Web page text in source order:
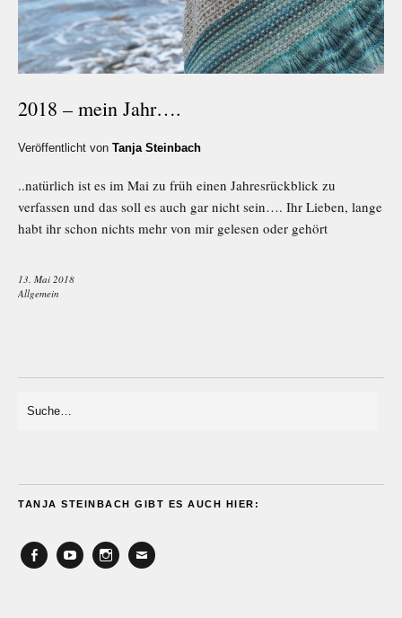
2018 – mein Jahr….
Veröffentlicht von Tanja Steinbach
..natürlich ist es im Mai zu früh einen Jahresrückblick zu
verfassen und das soll es auch gar nicht sein…. Ihr Lieben, lange
habt ihr schon nichts mehr von mir gelesen oder gehört
13. Mai 2018
Allgemein
TANJA STEINBACH GIBT ES AUCH HIER: